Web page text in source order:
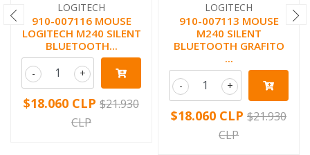
LOGITECH
910-007116 MOUSE
LOGITECH M240 SILENT
BLUETOOTH...
+
-
$18.060 CLP $21.930
CLP
LOGITECH
910-007113 MOUSE
M240 SILENT
BLUETOOTH GRAFITO
...
+
-
$18.060 CLP $21.930
CLP